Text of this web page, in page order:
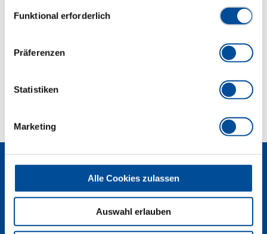
Funktional erforderlich
Präferenzen
Statistiken
Marketing
Alle Cookies zulassen
Auswahl erlauben
Technische Eigenschaften
GEDORE Torque Solutions Log-In